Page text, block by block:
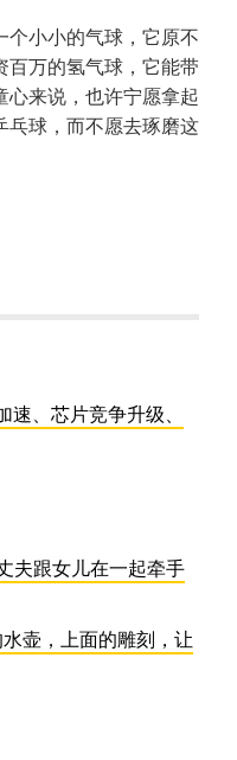
小小的气球，它原不
百万的氢气球，它能带
心来说，也许宁愿拿起
乓球，而不愿去琢磨这
、芯片竞争升级、
夫跟女儿在一起牵手
壶，上面的雕刻，让